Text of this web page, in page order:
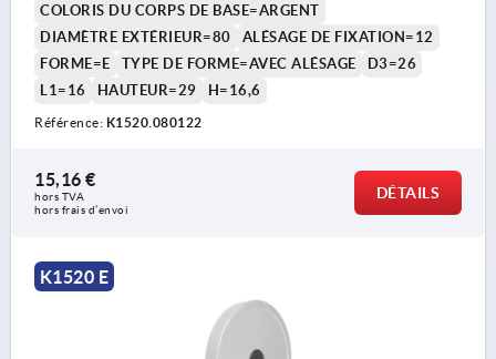
COLORIS DU CORPS DE BASE=ARGENT
DIAMÈTRE EXTÉRIEUR=80
ALÉSAGE DE FIXATION=12
FORME=E
TYPE DE FORME=AVEC ALÉSAGE
D3=26
L1=16
HAUTEUR=29 H=16,6
Référence: K1520.080122
15,16 €
hors TVA
hors frais d’envoi
DÉTAILS
K1520 E